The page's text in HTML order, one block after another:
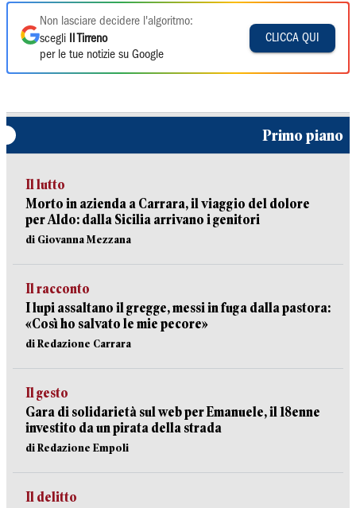
Non lasciare decidere l'algoritmo:
scegli
Il Tirreno
per le tue notizie su Google
CLICCA QUI
Primo piano
Il lutto
Morto in azienda a Carrara, il viaggio del dolore
per Aldo: dalla Sicilia arrivano i genitori
di Giovanna Mezzana
Il racconto
I lupi assaltano il gregge, messi in fuga dalla pastora:
«Così ho salvato le mie pecore»
di Redazione Carrara
Il gesto
Gara di solidarietà sul web per Emanuele, il 18enne
investito da un pirata della strada
di Redazione Empoli
Il delitto